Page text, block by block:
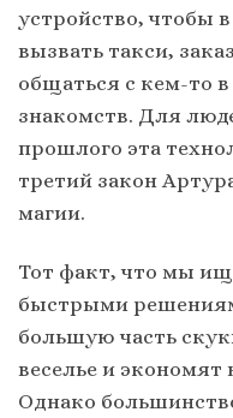
устройство, чтобы
вызвать такси,
общаться с кем-то
знакомств. Для
прошлого эта
третий закон
магии.
Тот факт, что мы
быстрыми
большую часть
веселье и
Однако